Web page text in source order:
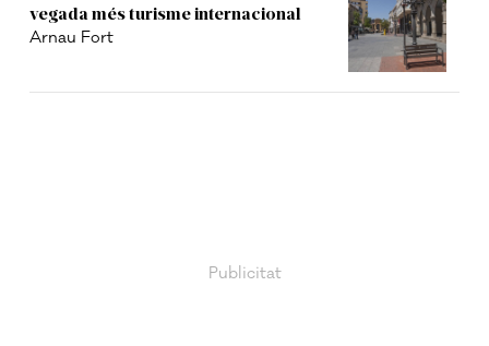
vegada més turisme internacional
Arnau Fort